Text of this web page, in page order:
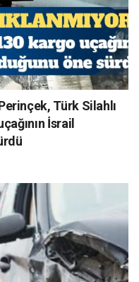
Türk Silahlı
İsrail